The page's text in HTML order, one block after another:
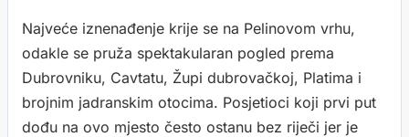
Najveće iznenađenje krije se na Pelinovom vrhu,
odakle se pruža spektakularan pogled prema
Dubrovniku, Cavtatu, Župi dubrovačkoj, Platima i
brojnim jadranskim otocima. Posjetioci koji prvi put
dođu na ovo mjesto često ostanu bez riječi jer je